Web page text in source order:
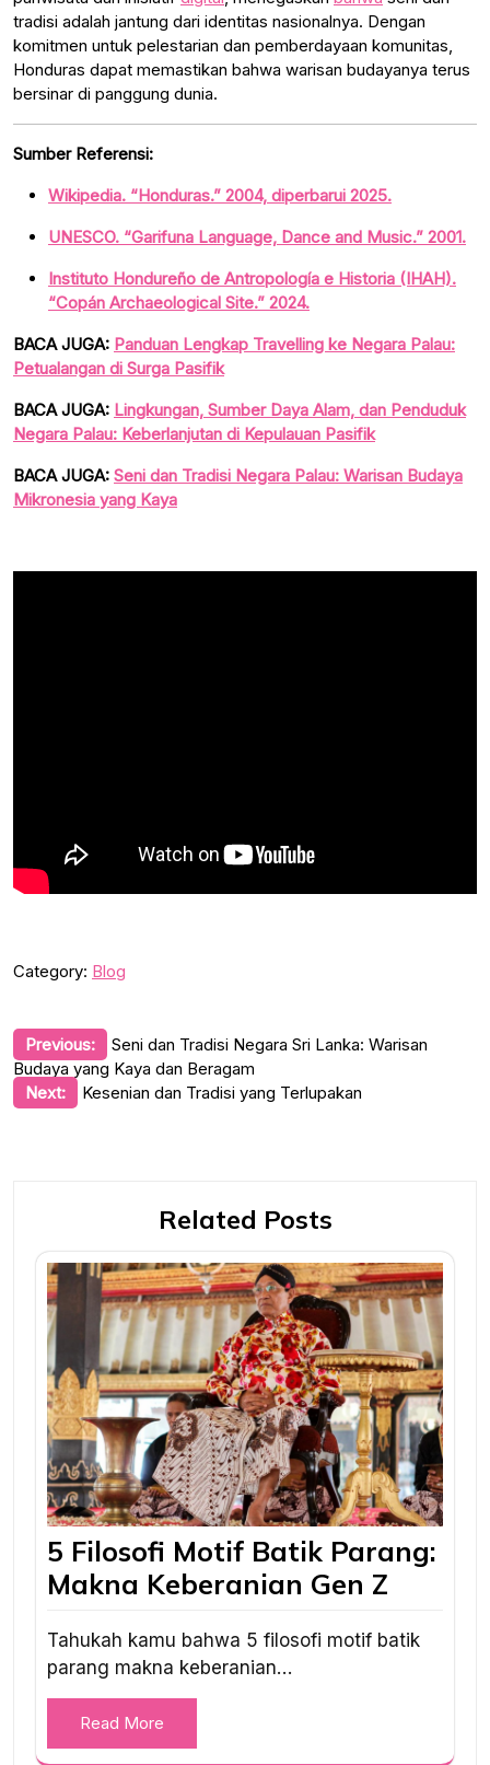
tradisi adalah jantung dari identitas nasionalnya. Dengan
komitmen untuk pelestarian dan pemberdayaan komunitas,
Honduras dapat memastikan bahwa warisan budayanya terus
bersinar di panggung dunia.
Sumber Referensi:
Wikipedia. “Honduras.” 2004, diperbarui 2025.
UNESCO. “Garifuna Language, Dance and Music.” 2001.
Instituto Hondureño de Antropología e Historia (IHAH).
“Copán Archaeological Site.” 2024.
BACA JUGA: Panduan Lengkap Travelling ke Negara Palau:
Petualangan di Surga Pasifik
BACA JUGA: Lingkungan, Sumber Daya Alam, dan Penduduk
Negara Palau: Keberlanjutan di Kepulauan Pasifik
BACA JUGA: Seni dan Tradisi Negara Palau: Warisan Budaya
Mikronesia yang Kaya
Category: Blog
Post
navigation
Previous:
Seni dan Tradisi Negara Sri Lanka: Warisan
Budaya yang Kaya dan Beragam
Next:
Kesenian dan Tradisi yang Terlupakan
Related Posts
5 Filosofi Motif Batik Parang:
Makna Keberanian Gen Z
Tahukah kamu bahwa 5 filosofi motif batik
parang makna keberanian…
Read More